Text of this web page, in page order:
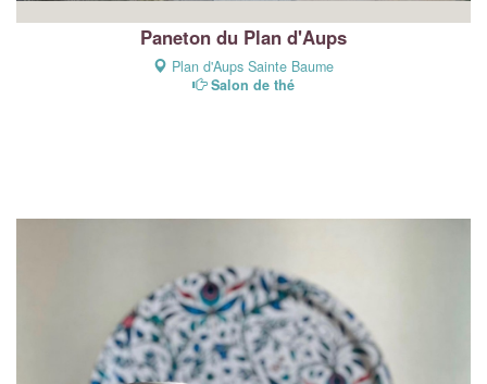
Paneton du Plan d'Aups
Plan d'Aups Sainte Baume
Salon de thé